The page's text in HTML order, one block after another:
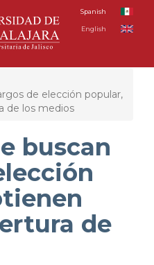
Spanish
English
de elección popular,
de los medios
buscan
de